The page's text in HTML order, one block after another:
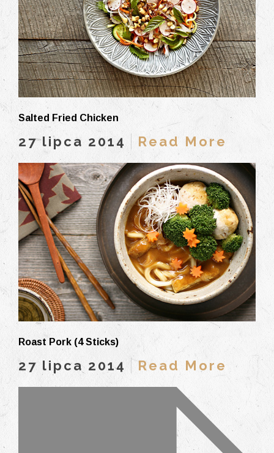
Salted Fried Chicken
27 lipca 2014 Read More
Roast Pork (4 Sticks)
27 lipca 2014 Read More